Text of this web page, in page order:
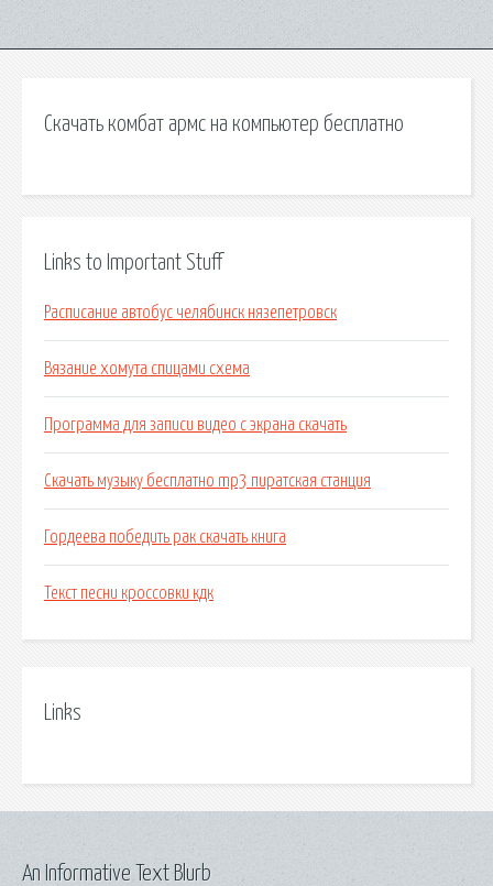
Скачать комбат армс на компьютер бесплатно
Links to Important Stuff
Расписание автобус челябинск нязепетровск
Вязание хомута спицами схема
Программа для записи видео с экрана скачать
Скачать музыку бесплатно mp3 пиратская станция
Гордеева победить рак скачать книга
Текст песни кроссовки кдк
Links
An Informative Text Blurb